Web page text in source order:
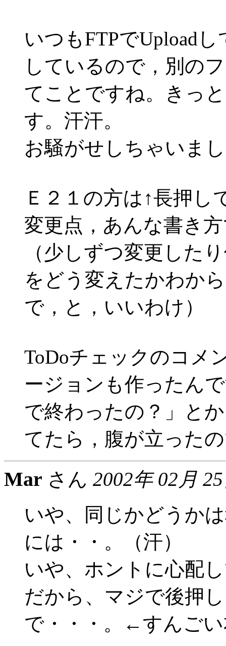
いつもFTPでUpload
しているので，別の
てことですね。きっ
す。汗汗。
お騒がせしちゃいま
Ｅ２１の方は↑長押し
変更点，あんな書き
（少しずつ変更した
をどう変えたかわか
で，と，いいわけ）
ToDoチェックのコメ
ージョンも作ったん
で終わったの？」と
てたら，腹が立った
Mar さん 2002年 02月
いや、同じかどうか
には・・。（汗）
いや、ホントに心配
だから、マジで後押
で・・・。←すんご